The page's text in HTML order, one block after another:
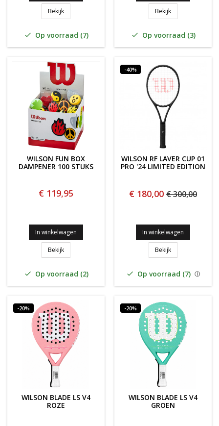
BekijkWilson Roland Garros Team 3 Racketbag '26
 Op voorraad (7)
BekijkWILSON ANIMAL
 Op voorraad (3)
WILSON FUN BOX
DAMPENER 100 STUKS
€ 119,95
In winkelwagen
BekijkWilson Fun Box Dampener 100 STUKS
 Op voorraad (2)
-40%
WILSON RF LAVER CUP 01
PRO '24 LIMITED EDITION
€ 180,00 € 300,00
In winkelwagen
BekijkWilson RF Laver
 Op voorraad (7)
-20%
WILSON BLADE LS V4
ROZE
-20%
WILSON BLADE LS V4
GROEN